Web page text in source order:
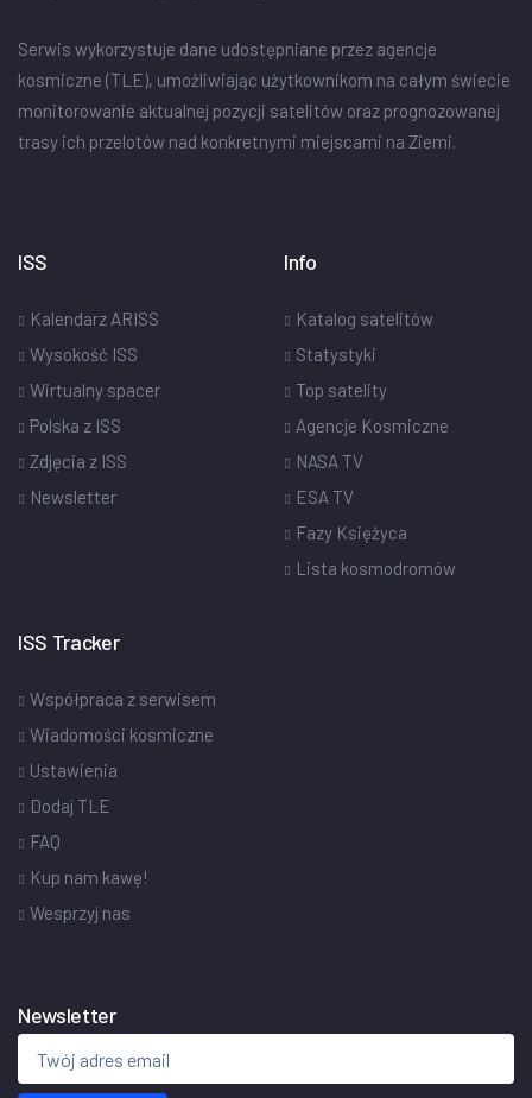
Serwis wykorzystuje dane udostępniane przez agencje
kosmiczne (TLE), umożliwiając użytkownikom na całym świecie
monitorowanie aktualnej pozycji satelitów oraz prognozowanej
trasy ich przelotów nad konkretnymi miejscami na Ziemi.
ISS
Kalendarz ARISS
Wysokość ISS
Wirtualny spacer
Polska z ISS
Zdjęcia z ISS
Newsletter
Info
Katalog satelitów
Statystyki
Top satelity
Agencje Kosmiczne
NASA TV
ESA TV
Fazy Księżyca
Lista kosmodromów
ISS Tracker
Współpraca z serwisem
Wiadomości kosmiczne
Ustawienia
Dodaj TLE
FAQ
Kup nam kawę!
Wesprzyj nas
Newsletter